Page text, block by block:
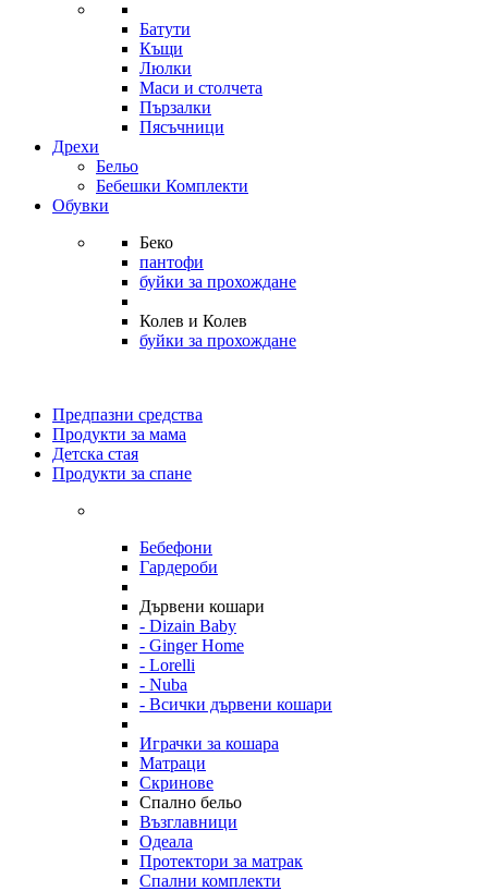
Батути
Къщи
Люлки
Маси и столчета
Пързалки
Пясъчници
Дрехи
Бельо
Бебешки Комплекти
Обувки
Беко
пантофи
буйки за прохождане
Колев и Колев
буйки за прохождане
Предпазни средства
Продукти за мама
Детска стая
Продукти за спане
Бебефони
Гардероби
Дървени кошари
- Dizain Baby
- Ginger Home
- Lorelli
- Nuba
- Всички дървени кошари
Играчки за кошара
Матраци
Скринове
Спално бельо
Възглавници
Одеала
Протектори за матрак
Спални комплекти